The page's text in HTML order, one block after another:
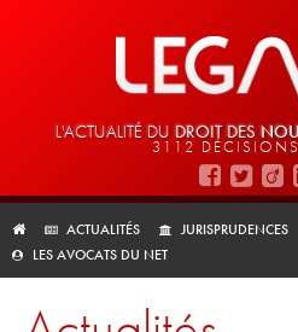
L'ACTUALITÉ DU DROIT DES
3112
ACTUALITÉS JURISPRUDENCES
LES AVOCATS DU NET